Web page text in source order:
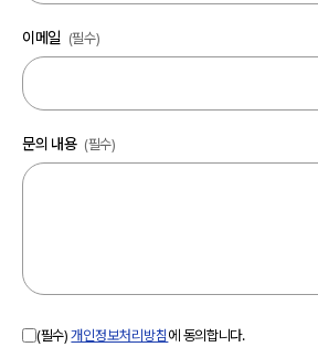
이메일 (필수)
문의 내용 (필수)
(필수)개인정보처리방침 에 동의합니다.